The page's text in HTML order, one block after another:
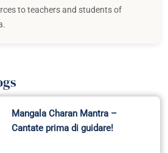
to teachers and students of
Mangala Charan Mantra –
Cantate prima di guidare!